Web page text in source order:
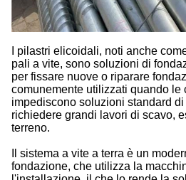
I pilastri elicoidali, noti anche
pali a vite, sono soluzioni di
per fissare nuove o riparare
comunemente utilizzati quando
impediscono soluzioni standard
richiedere grandi lavori di scavo,
terreno.
Il sistema a vite a terra è un
fondazione, che utilizza la